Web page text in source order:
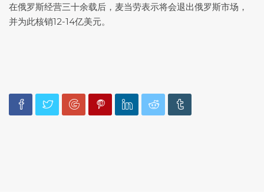
在俄罗斯经营三十余载后，麦当劳表示将会退出俄罗斯市场，
并为此核销12-14亿美元。